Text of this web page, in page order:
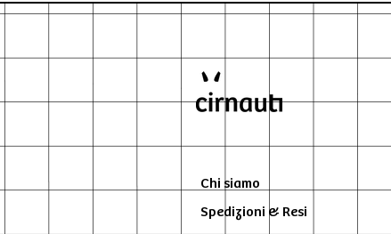
Chi siamo
Spedizioni & Resi